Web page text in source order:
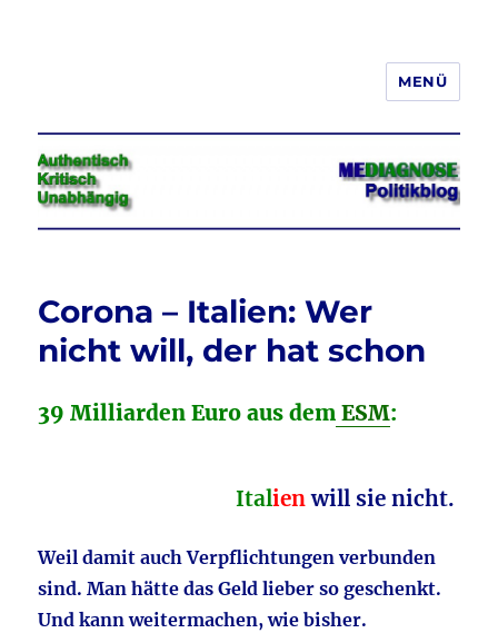
Jeder hat das Recht, seine
Meinung in Wort, Schrift und Bild
frei zu äußern und zu verbreiten
MENÜ
Corona – Italien: Wer
nicht will, der hat schon
39 Milliarden Euro aus dem ESM:
Italienwill sie nicht.
Weil damit auch Verpflichtungen verbunden
sind. Man hätte das Geld lieber so geschenkt.
Und kann weitermachen, wie bisher.